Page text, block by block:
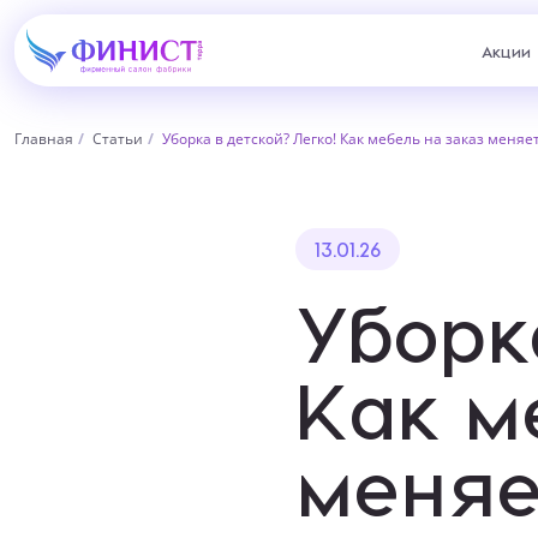
Акции
Главная Статьи Уборка в детской? Легко! Как мебель на заказ
13.01.26
Как
Нижний Тагил, пр. Ленина,